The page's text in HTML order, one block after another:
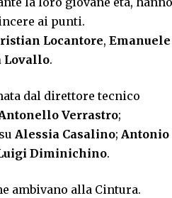
ai punti.
Locantore, Emanuele
Lovallo.
dal direttore tecnico
Verrastro;
Alessia Casalino; Antonio
Diminichino.
ambivano alla Cintura.